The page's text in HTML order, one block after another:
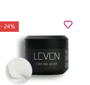
- 24%